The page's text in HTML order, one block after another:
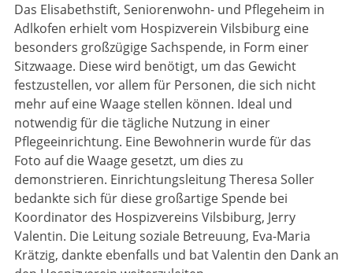
Das Elisabethstift, Seniorenwohn- und Pflegeheim in
Adlkofen erhielt vom Hospizverein Vilsbiburg eine
besonders großzügige Sachspende, in Form einer
Sitzwaage. Diese wird benötigt, um das Gewicht
festzustellen, vor allem für Personen, die sich nicht
mehr auf eine Waage stellen können. Ideal und
notwendig für die tägliche Nutzung in einer
Pflegeeinrichtung. Eine Bewohnerin wurde für das
Foto auf die Waage gesetzt, um dies zu
demonstrieren. Einrichtungsleitung Theresa Soller
bedankte sich für diese großartige Spende bei
Koordinator des Hospizvereins Vilsbiburg, Jerry
Valentin. Die Leitung soziale Betreuung, Eva-Maria
Krätzig, dankte ebenfalls und bat Valentin den Dank an